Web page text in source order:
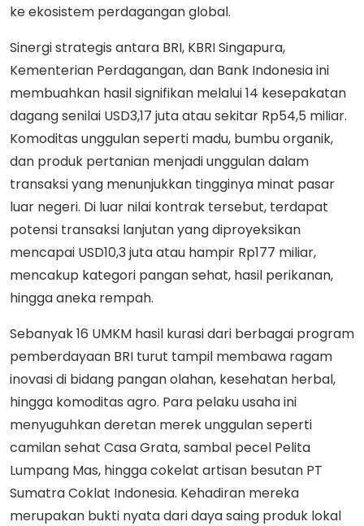
ke ekosistem perdagangan global.
Sinergi strategis antara BRI, KBRI Singapura,
Kementerian Perdagangan, dan Bank Indonesia ini
membuahkan hasil signifikan melalui 14 kesepakatan
dagang senilai USD3,17 juta atau sekitar Rp54,5 miliar.
Komoditas unggulan seperti madu, bumbu organik,
dan produk pertanian menjadi unggulan dalam
transaksi yang menunjukkan tingginya minat pasar
luar negeri. Di luar nilai kontrak tersebut, terdapat
potensi transaksi lanjutan yang diproyeksikan
mencapai USD10,3 juta atau hampir Rp177 miliar,
mencakup kategori pangan sehat, hasil perikanan,
hingga aneka rempah.
Sebanyak 16 UMKM hasil kurasi dari berbagai program
pemberdayaan BRI turut tampil membawa ragam
inovasi di bidang pangan olahan, kesehatan herbal,
hingga komoditas agro. Para pelaku usaha ini
menyuguhkan deretan merek unggulan seperti
camilan sehat Casa Grata, sambal pecel Pelita
Lumpang Mas, hingga cokelat artisan besutan PT
Sumatra Coklat Indonesia. Kehadiran mereka
merupakan bukti nyata dari daya saing produk lokal